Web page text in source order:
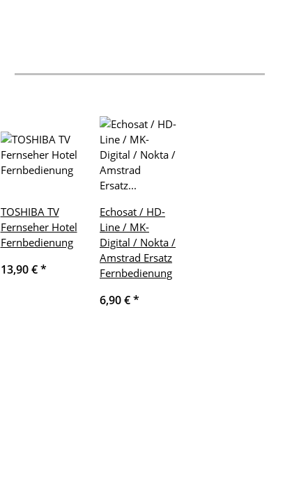
TOSHIBA TV
Fernseher Hotel
Fernbedienung
13,90 €*
Echosat / HD-
Line / MK-
Digital / Nokta /
Amstrad Ersatz
Fernbedienung
6,90 €*